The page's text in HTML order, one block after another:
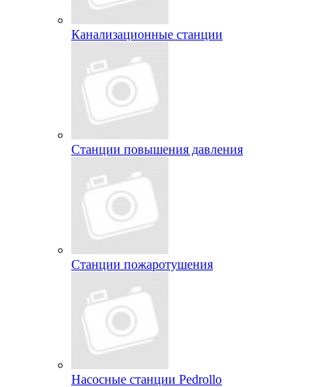
Канализационные станции
Станции повышения давления
Станции пожаротушения
Насосные станции Pedrollo